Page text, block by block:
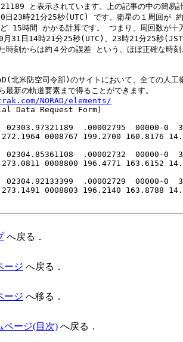
と表示されています。上の記事の中の簡易
日23時21分25秒(UTC) です。衛星の１周回が
15時間 かかる計算です。 つまり、周回数が十
月31日14時21分25秒(UTC)、23時21分25秒
時刻からは約４分の誤差 という、ほぼ正確な時刻
北米防空司令部)のサイトにおいて、全ての人工
NORAD/elements/
Data Request Form)
02303.97321189  .00002795  00000-0
0008767 199.2700 160.8176
02304.85361108  .00002732  00000-0
0008800 196.4771 163.6152
02304.92133399  .00002729  00000-0
0008803 196.2140 163.8788
へ戻る．
ージ へ戻る．
ージ へ移る．
ページ(目次) へ戻る．